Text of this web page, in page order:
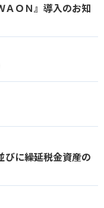
ＡＯＮ』導入のお知
びに繰延税金資産の